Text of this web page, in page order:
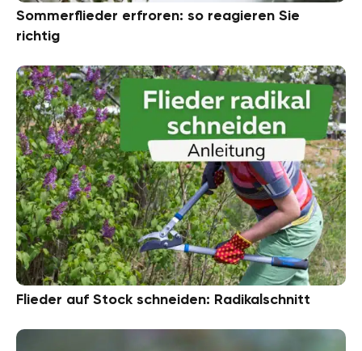
Sommerflieder erfroren: so reagieren Sie
richtig
Flieder auf Stock schneiden: Radikalschnitt